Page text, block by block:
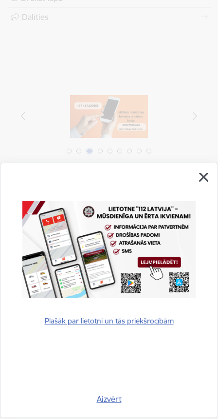
Plašāk par lietotni un tās priekšrocībām
Aizvērt
Dalīties
Sniegt atsauksmi
Esi pirmais, kurš uzzina!
Piesakies jaunumu saņemšanai savā e-pastā.